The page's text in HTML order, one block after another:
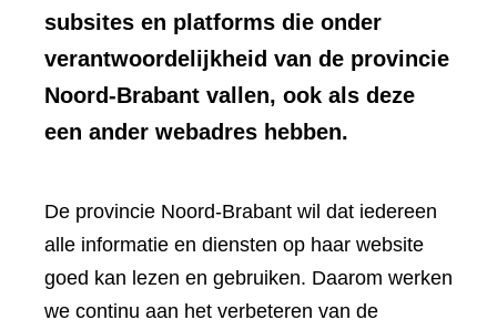
subsites en platforms die onder
verantwoordelijkheid van de provincie
Noord-Brabant vallen, ook als deze
een ander webadres hebben.
De provincie Noord-Brabant wil dat iedereen
alle informatie en diensten op haar website
goed kan lezen en gebruiken. Daarom werken
we continu aan het verbeteren van de